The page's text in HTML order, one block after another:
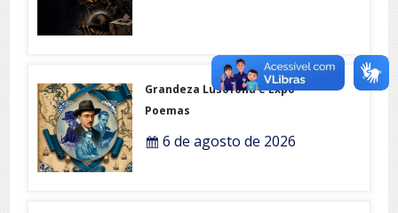
Grandeza Lusófona e Expo-
Poemas
6 de agosto de 2026